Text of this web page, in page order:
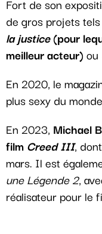
Fort de son
de gros projets
la justice(pour
meilleur acteur) ou
En 2020, le
plus sexy du
En 2023, Michael
film Creed III,
mars. Il est
une Légende 2,
réalisateur pour le